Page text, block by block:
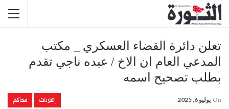
تعلن دائرة القضاء العسكري _ مكتب
المدعي العام ان الاخ / عبده ناجي تقدم
بطلب تصحيح اسمه
إعلانات محاكم On يوليو 6, 2025